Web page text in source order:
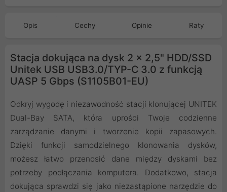
Opis Cechy Opinie Raty
Stacja dokująca na dysk 2 x 2,5" HDD/SSD
Unitek USB USB3.0/TYP-C 3.0 z funkcją
UASP 5 Gbps (S1105B01-EU)
Odkryj wygodę i niezawodność stacji klonującej UNITEK
Dual-Bay SATA, która uprości Twoje codzienne
zarządzanie danymi i tworzenie kopii zapasowych.
Dzięki funkcji samodzielnego klonowania dysków,
możesz łatwo przenosić dane między dyskami bez
potrzeby podłączania komputera. Dodatkowo, stacja
dokująca sprawdzi się jako niezastąpione narzędzie do